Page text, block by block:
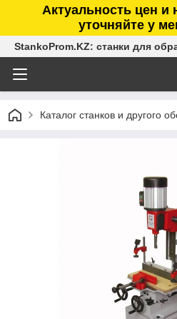
Актуальность цен и
уточняйте у
StankoProm.KZ: станки для
Каталог станков и другого